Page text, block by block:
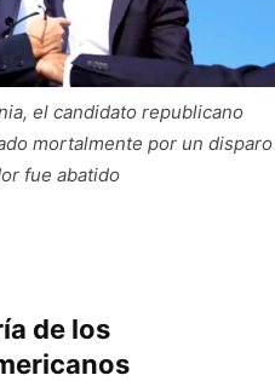
el candidato republicano
mortalmente por un disparo
fue abatido
de los